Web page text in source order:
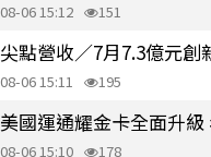
08-06 15:12 151
尖點營收／7月7.3億元創
08-06 15:11 195
美國運通耀金卡全面升
08-06 15:10 178